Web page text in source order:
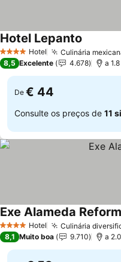
4 EstrelasHotel Culinária
Hotel Lepanto
8,5 Excelente 4.678 a
De € 44
Consulte os preços de 11
4 EstrelasHotel Culinária
Exe Alameda
8,1 Muito boa 9.710 a